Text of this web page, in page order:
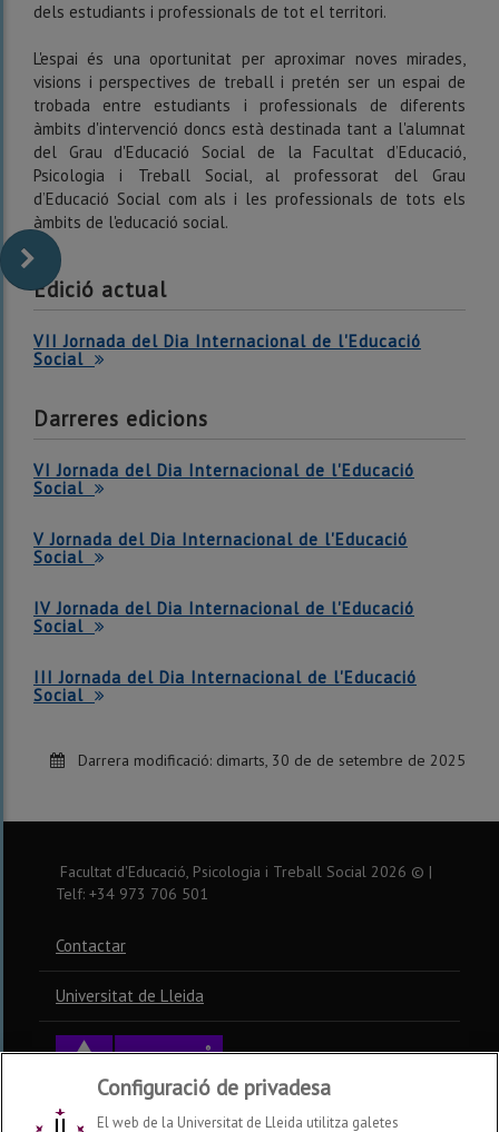
dels estudiants i professionals de tot el territori.
L'espai és una oportunitat per aproximar noves mirades,
visions i perspectives de treball i pretén ser un espai de
trobada entre estudiants i professionals de diferents
àmbits d'intervenció doncs està destinada tant a l'alumnat
del Grau d'Educació Social de la Facultat d’Educació,
Psicologia i Treball Social, al professorat del Grau
d’Educació Social com als i les professionals de tots els
àmbits de l'educació social.
Edició actual
VII Jornada del Dia Internacional de l'Educació
Social
Darreres edicions
VI Jornada del Dia Internacional de l'Educació
Social
V Jornada del Dia Internacional de l'Educació
Social
IV Jornada del Dia Internacional de l'Educació
Social
III Jornada del Dia Internacional de l'Educació
Social
Darrera modificació: dimarts, 30 de de setembre de 2025
Facultat d'Educació, Psicologia i Treball Social 2026 © |
Telf: +34 973 706 501
Contactar
Universitat de Lleida
Configuració de privadesa
El web de la Universitat de Lleida utilitza galetes